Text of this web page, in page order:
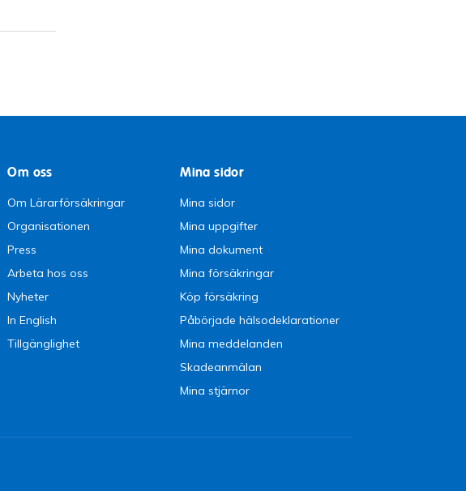
Om oss
Om Lärarförsäkringar
Organisationen
Press
Arbeta hos oss
Nyheter
In English
Tillgänglighet
Mina sidor
Mina sidor
Mina uppgifter
Mina dokument
Mina försäkringar
Köp försäkring
Påbörjade hälsodeklarationer
Mina meddelanden
Skadeanmälan
Mina stjärnor